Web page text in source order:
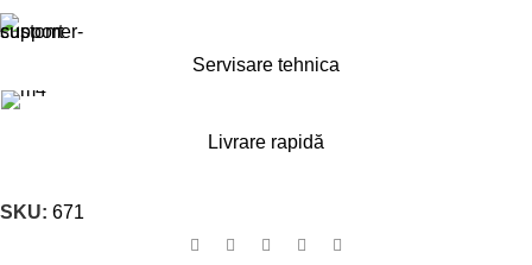
Servisare tehnica
Livrare rapidă
SKU: 671